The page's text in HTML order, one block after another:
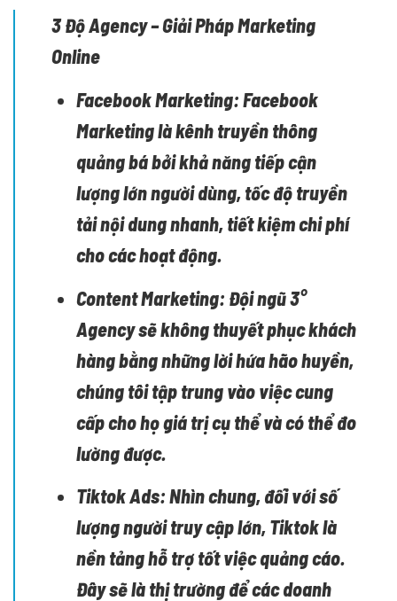
3 Độ Agency – Giải Pháp Marketing
Online
Facebook Marketing:Facebook
Marketing là kênh truyền thông
quảng bá bởi khả năng tiếp cận
lượng lớn người dùng, tốc độ truyền
tải nội dung nhanh, tiết kiệm chi phí
cho các hoạt động.
Content Marketing: Đội ngũ 3°
Agency sẽ không thuyết phục khách
hàng bằng những lời hứa hão huyền,
chúng tôi tập trung vào việc cung
cấp cho họ giá trị cụ thể và có thể đo
lường được.
Tiktok Ads:Nhìn chung, đối với số
lượng người truy cập lớn, Tiktok là
nền tảng hỗ trợ tốt việc quảng cáo.
Đây sẽ là thị trường để các doanh